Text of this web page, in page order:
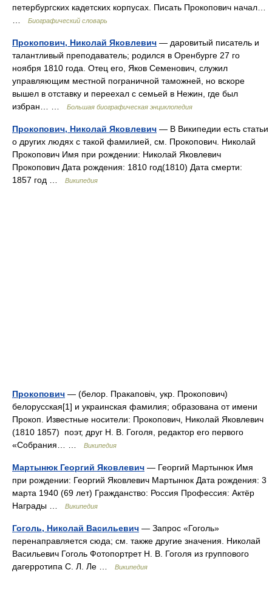
петербургских кадетских корпусах. Писать Прокопович начал…
Биографический словарь
Прокопович, Николай Яковлевич — даровитый писатель и
талантливый преподаватель; родился в Оренбурге 27 го
ноября 1810 года. Отец его, Яков Семенович, служил
управляющим местной пограничной таможней, но вскоре
вышел в отставку и переехал с семьей в Нежин, где был
избран… …
Большая биографическая энциклопедия
Прокопович, Николай Яковлевич — В Википедии есть статьи
о других людях с такой фамилией, см. Прокопович. Николай
Прокопович Имя при рождении: Николай Яковлевич
Прокопович Дата рождения: 1810 год(1810) Дата смерти:
1857 год …
Википедия
Прокопович — (белор. Пракаповіч, укр. Прокопович)
белорусская[1] и украинская фамилия; образована от имени
Прокоп. Известные носители: Прокопович, Николай Яковлевич
(1810 1857) поэт, друг Н. В. Гоголя, редактор его первого
«Собрания… …
Википедия
Мартынюк Георгий Яковлевич — Георгий Мартынюк Имя
при рождении: Георгий Яковлевич Мартынюк Дата рождения: 3
марта 1940 (69 лет) Гражданство: Россия Профессия: Актёр
Награды …
Википедия
Гоголь, Николай Васильевич — Запрос «Гоголь»
перенаправляется сюда; см. также другие значения. Николай
Васильевич Гоголь Фотопортрет Н. В. Гоголя из группового
дагерротипа С. Л. Ле …
Википедия